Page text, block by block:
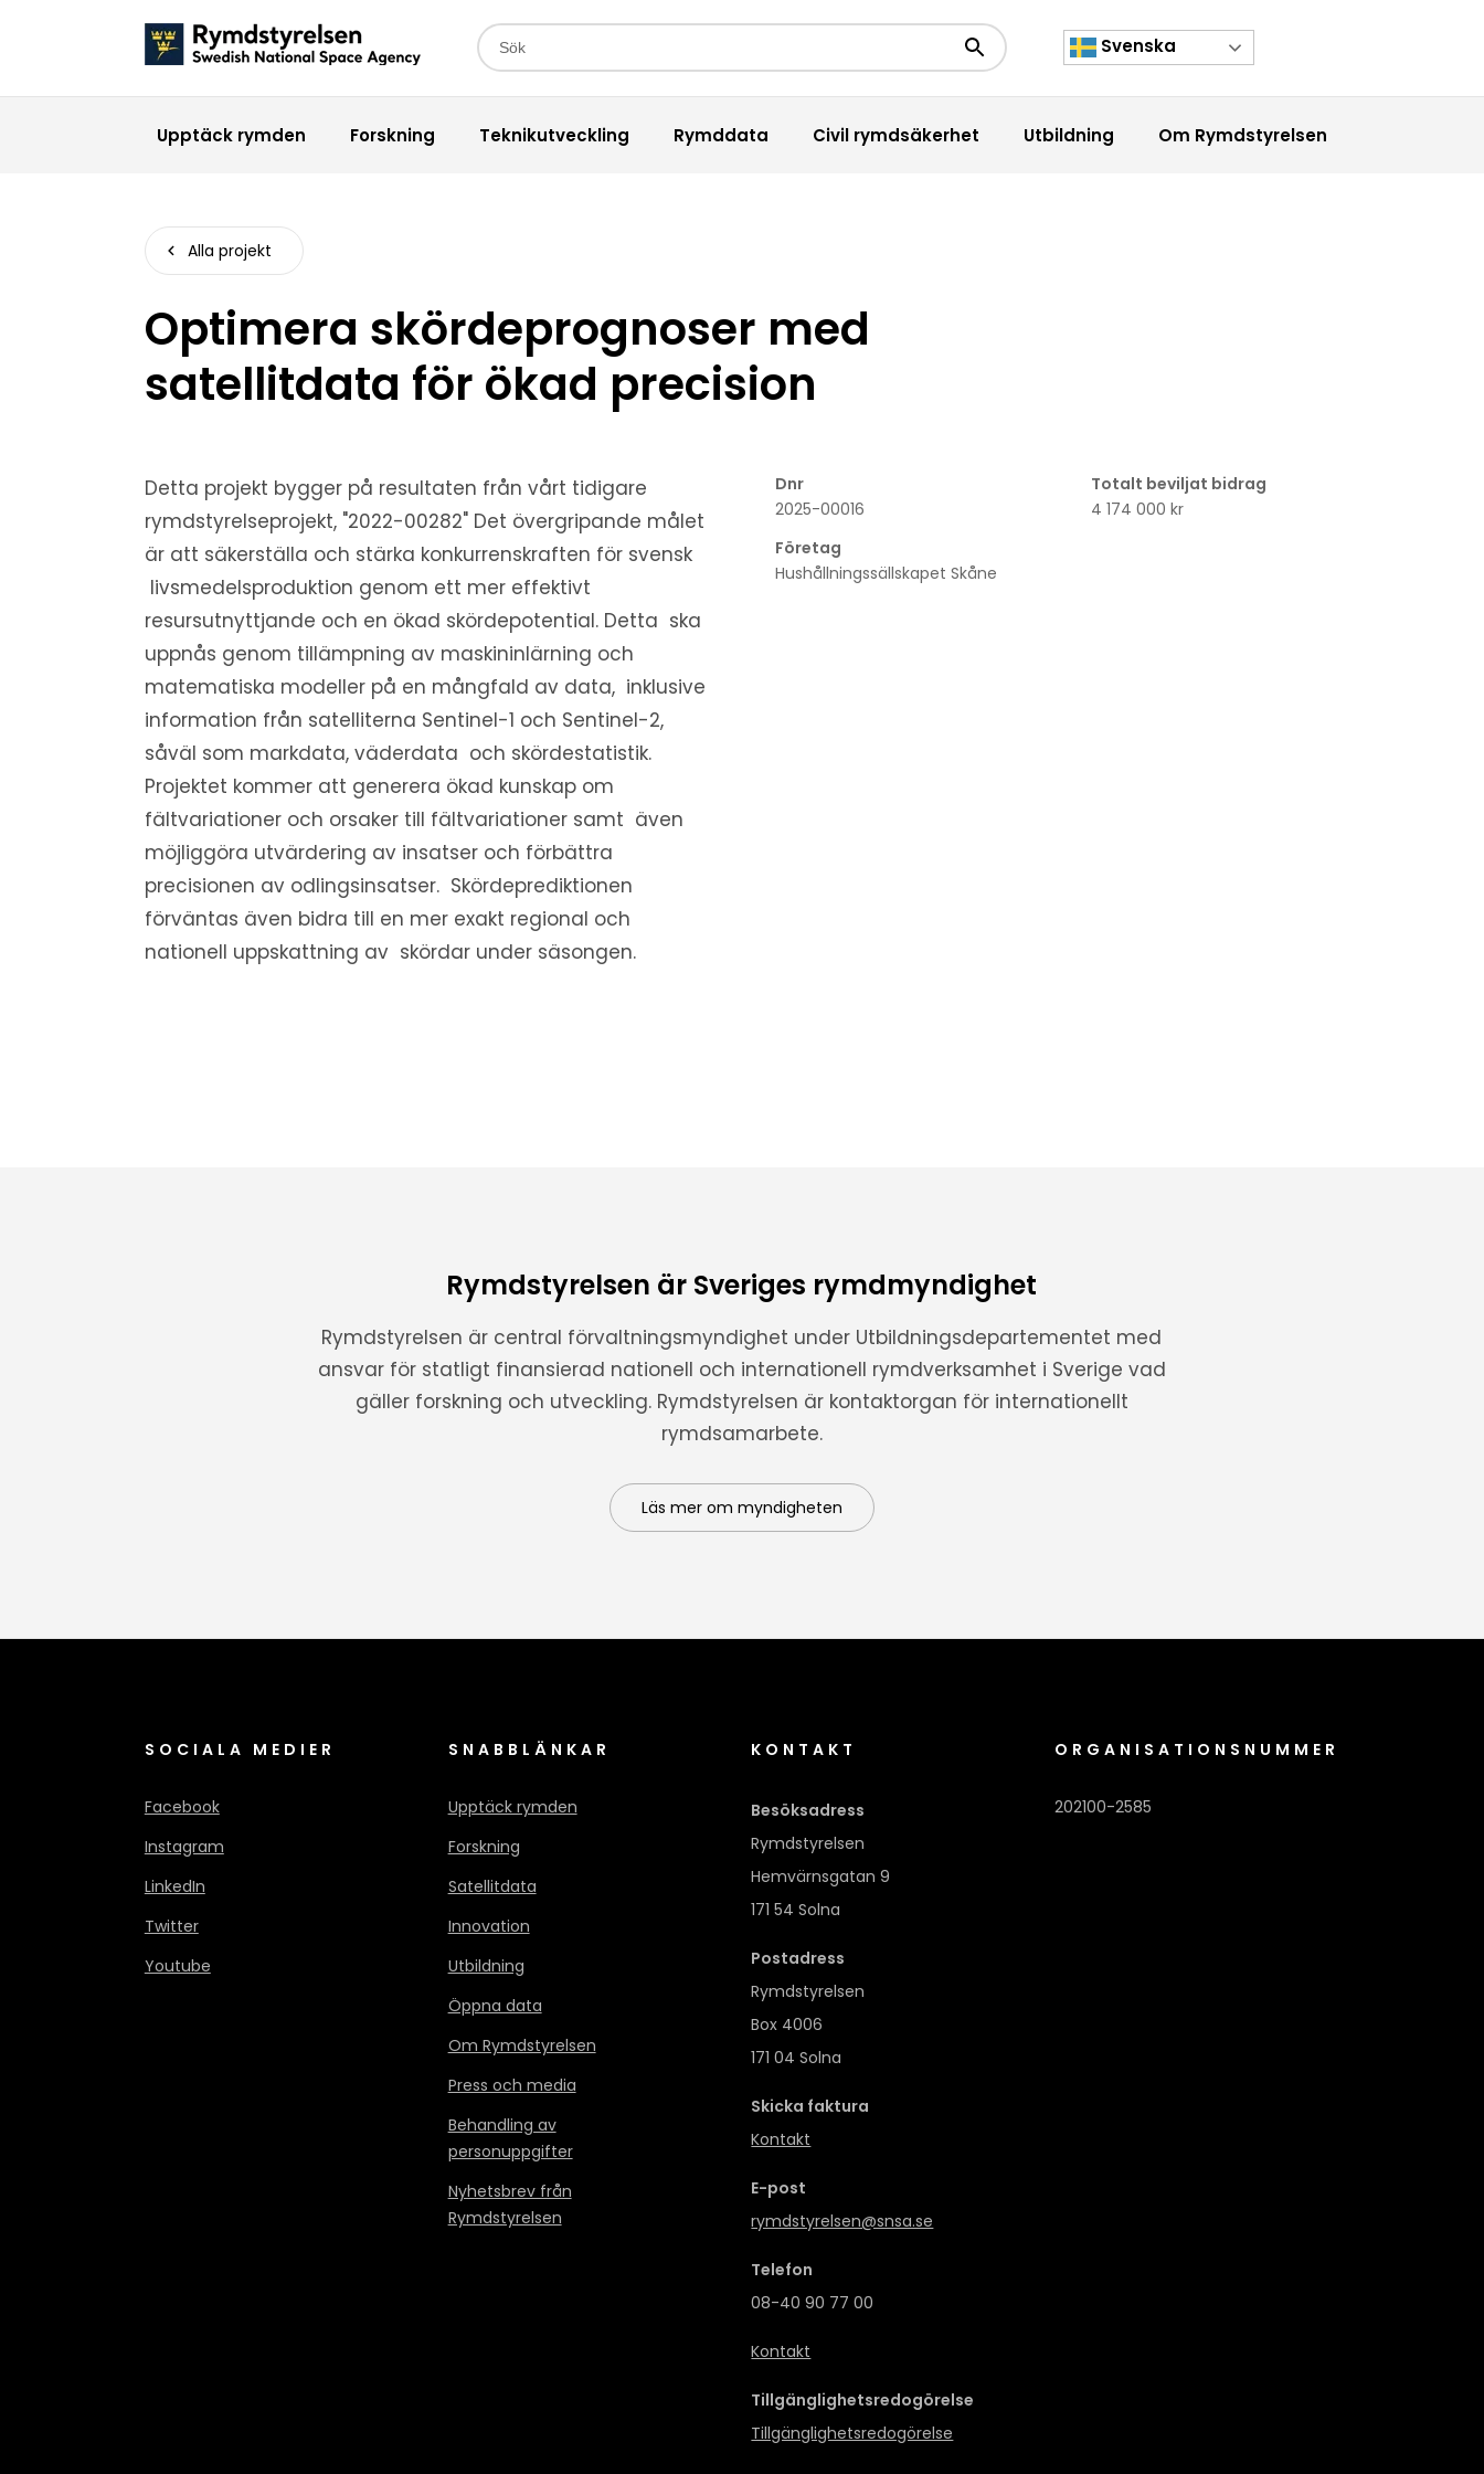
Sökfält
Sökknapp Svenska
Upptäck rymden Forskning Teknikutveckling Rymddata Civil rymdsäkerhet Utbildning Om Rymdstyrelsen
Alla projekt
Optimera skördeprognoser med
satellitdata för ökad precision
Detta projekt bygger på resultaten från vårt tidigare
rymdstyrelseprojekt, "2022-00282" Det övergripande målet
är att säkerställa och stärka konkurrenskraften för svensk
livsmedelsproduktion genom ett mer effektivt
resursutnyttjande och en ökad skördepotential. Detta ska
uppnås genom tillämpning av maskininlärning och
matematiska modeller på en mångfald av data, inklusive
information från satelliterna Sentinel-1 och Sentinel-2,
såväl som markdata, väderdata och skördestatistik.
Projektet kommer att generera ökad kunskap om
fältvariationer och orsaker till fältvariationer samt även
möjliggöra utvärdering av insatser och förbättra
precisionen av odlingsinsatser. Skördeprediktionen
förväntas även bidra till en mer exakt regional och
nationell uppskattning av skördar under säsongen.
Dnr
2025-00016
Företag
Hushållningssällskapet Skåne
Totalt beviljat bidrag
4 174 000 kr
Rymdstyrelsen är Sveriges rymdmyndighet
Rymdstyrelsen är central förvaltningsmyndighet under Utbildningsdepartementet med
ansvar för statligt finansierad nationell och internationell rymdverksamhet i Sverige vad
gäller forskning och utveckling. Rymdstyrelsen är kontaktorgan för internationellt
rymdsamarbete.
Läs mer om myndigheten
SOCIALA MEDIER
Facebook
Instagram
LinkedIn
Twitter
Youtube
SNABBLÄNKAR
Upptäck rymden
Forskning
Satellitdata
Innovation
Utbildning
Öppna data
Om Rymdstyrelsen
Press och media
Behandling av
personuppgifter
Nyhetsbrev från
Rymdstyrelsen
KONTAKT
Besöksadress
Rymdstyrelsen
Hemvärnsgatan 9
171 54 Solna
Postadress
Rymdstyrelsen
Box 4006
171 04 Solna
Skicka faktura
Kontakt
E-post
rymdstyrelsen@snsa.se
Telefon
08-40 90 77 00
Kontakt
Tillgänglighetsredogörelse
Tillgänglighetsredogörelse
ORGANISATIONSNUMMER
202100-2585